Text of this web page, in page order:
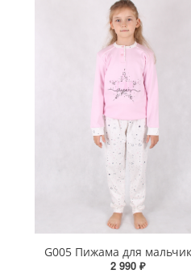
G005 Пижама для
2 990 ₽